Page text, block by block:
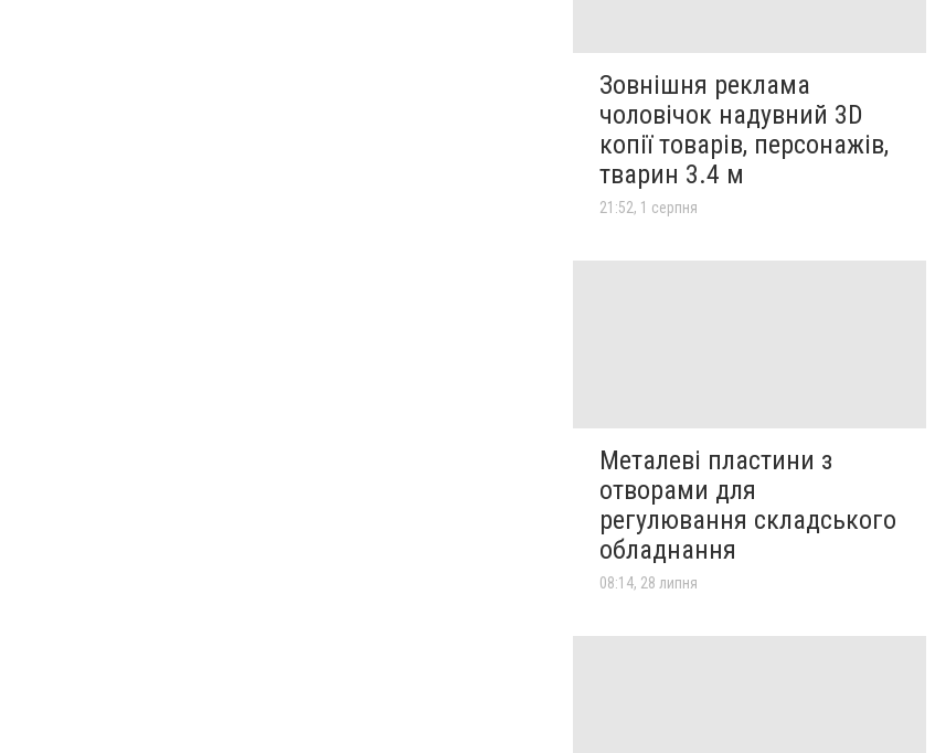
Зовнішня реклама
чоловічок надувний 3D
копії товарів, персонажів,
тварин 3.4 м
21:52, 1 серпня
Металеві пластини з
отворами для
регулювання складського
обладнання
08:14, 28 липня